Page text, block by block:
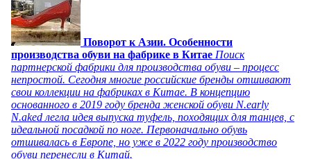
Поворот к Азии. Особенности
производства обуви на фабрике в Китае Поиск
партнерской фабрики для производства обуви – процесс
непростой. Сегодня многие российские бренды отшивают
свои коллекции на фабриках в Китае. В концепцию
основанного в 2019 году бренда женской обуви N.early
N.aked легла идея выпуска туфель, походящих для танцев, с
идеальной посадкой по ноге. Первоначально обувь
отшивалась в Европе, но уже в 2022 году производство
обуви перенесли в Китай.